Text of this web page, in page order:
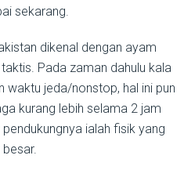
sekarang.
dikenal dengan ayam
Pada zaman dahulu kala
waktu jeda/nonstop, hal ini pun
kurang lebih selama 2 jam
ialah fisik yang